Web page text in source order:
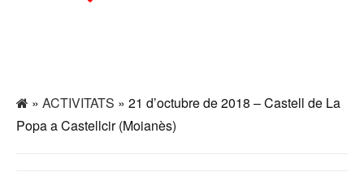
» ACTIVITATS » 21 d’octubre de 2018 – Castell de La
Popa a Castellcir (Moianès)